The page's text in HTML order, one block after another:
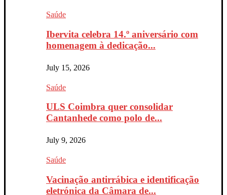
Saúde
Ibervita celebra 14.º aniversário com
homenagem à dedicação...
July 15, 2026
Saúde
ULS Coimbra quer consolidar
Cantanhede como polo de...
July 9, 2026
Saúde
Vacinação antirrábica e identificação
eletrónica da Câmara de...